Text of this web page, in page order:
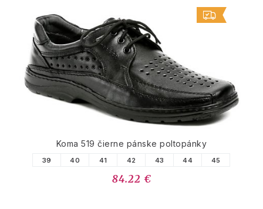
Koma 519 čierne pánske poltopánky
39 40 41 42 43 44 45
84.22 €